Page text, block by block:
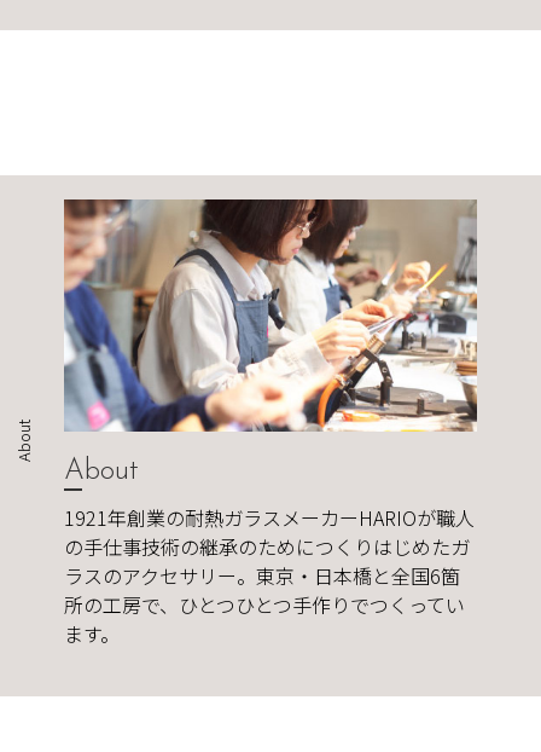
About
About
1921年創業の耐熱ガラスメーカーHARIOが職人
の手仕事技術の継承のためにつくりはじめたガ
ラスのアクセサリー。東京・日本橋と全国6箇
所の工房で、ひとつひとつ手作りでつくってい
ます。